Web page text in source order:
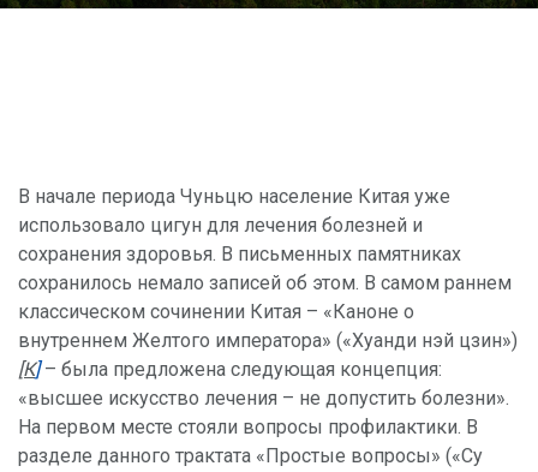
В начале периода Чуньцю население Китая уже
использовало цигун для лечения болезней и
сохранения здоровья. В письменных памятниках
сохранилось немало записей об этом. В самом раннем
классическом сочинении Китая – «Каноне о
внутреннем Желтого императора» («Хуанди нэй цзин»)
[К]– была предложена следующая концепция:
«высшее искусство лечения – не допустить болезни».
На первом месте стояли вопросы профилактики. В
разделе данного трактата «Простые вопросы» («Су